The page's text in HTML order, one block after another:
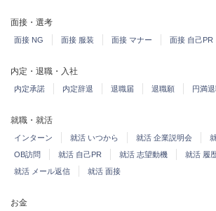
面接・選考
面接 NG 面接 服装 面接 マナー 面接 自己PR
内定・退職・入社
内定承諾 内定辞退 退職届 退職願 円満
就職・就活
インターン 就活 いつから 就活 企業説明会
OB訪問
就活 自己PR 就活 志望動機 就活 履
就活 メール返信
就活 面接
お金